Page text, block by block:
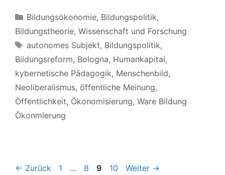
Kategorien
Bildungsökonomie, Bildungspolitik,
Bildungstheorie, Wissenschaft und Forschung
Schlagwörter
autonomes Subjekt, Bildungspolitik,
Bildungsreform, Bologna, Humankapital,
kybernetische Pädagogik, Menschenbild,
Neoliberalismus, öffentliche Meinung,
Öffentlichkeit, Ökonomisierung, Ware Bildung
Ökonmierung
← Zurück Seite
1 … Seite
8 Seite
9 Seite
10 Weiter →